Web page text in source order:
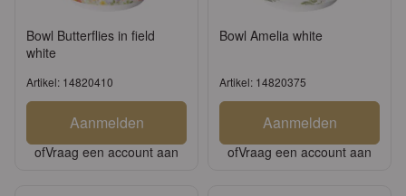
Bowl Butterflies in field
white
Artikel: 14820410
Aanmelden
ofVraag een account aan
Bowl Amelia white
Artikel: 14820375
Aanmelden
ofVraag een account aan